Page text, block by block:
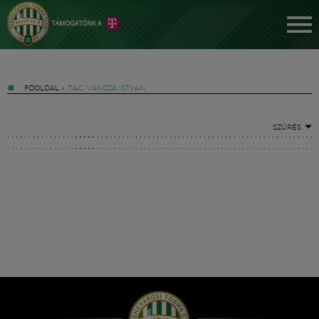
FŐOLDAL » TAG: VÁNCZA ISTVÁN
SZŰRÉS
Hírek